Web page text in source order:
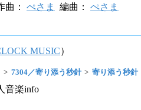
曲： ぺさま 編曲： ぺさま
MUSIC）
7304／寄り添う秒針 寄り添う秒針
音楽info